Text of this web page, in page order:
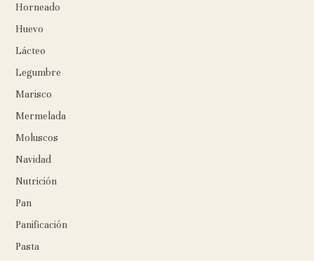
Horneado
Huevo
Lácteo
Legumbre
Marisco
Mermelada
Moluscos
Navidad
Nutrición
Pan
Panificación
Pasta